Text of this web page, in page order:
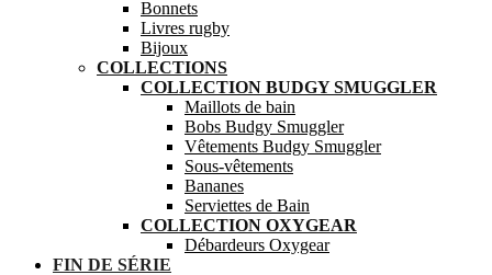
Bonnets
Livres rugby
Bijoux
COLLECTIONS
COLLECTION BUDGY SMUGGLER
Maillots de bain
Bobs Budgy Smuggler
Vêtements Budgy Smuggler
Sous-vêtements
Bananes
Serviettes de Bain
COLLECTION OXYGEAR
Débardeurs Oxygear
FIN DE SÉRIE